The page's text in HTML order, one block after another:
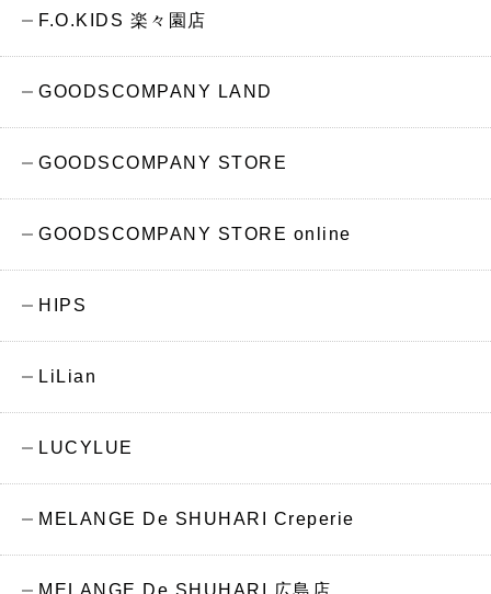
F.O.KIDS 楽々園店
GOODSCOMPANY LAND
GOODSCOMPANY STORE
GOODSCOMPANY STORE online
HIPS
LiLian
LUCYLUE
MELANGE De SHUHARI Creperie